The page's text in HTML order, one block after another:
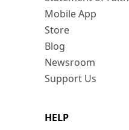
Mobile App
Store
Blog
Newsroom
Support Us
HELP